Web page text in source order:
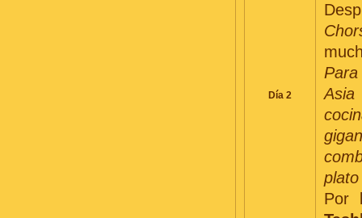
Día 2
Por